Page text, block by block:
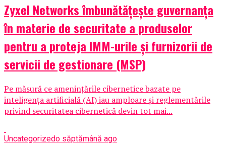
Zyxel Networks îmbunătățește guvernanța
în materie de securitate a produselor
pentru a proteja IMM-urile și furnizorii de
servicii de gestionare (MSP)
Pe măsură ce amenințările cibernetice bazate pe
inteligența artificială (AI) iau amploare și reglementările
privind securitatea cibernetică devin tot mai...
Uncategorizedo săptămână ago